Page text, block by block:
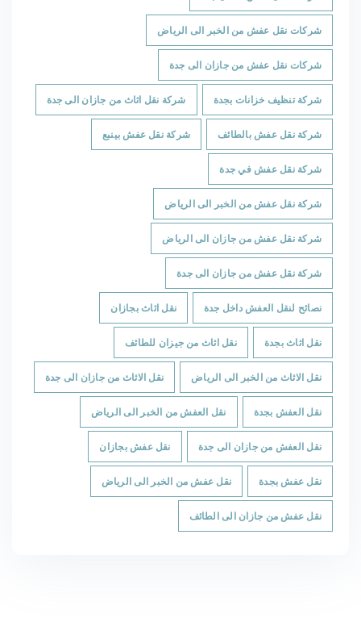
شركات نقل عفش من الخبر الى الرياض
شركات نقل عفش من جازان الى جدة
شركة تنظيف خزانات بجدة شركة نقل اثاث من جازان الى جدة
شركة نقل عفش بالطائف شركة نقل عفش بينبع
شركة نقل عفش في جدة
شركة نقل عفش من الخبر الى الرياض
شركة نقل عفش من جازان الى الرياض
شركة نقل عفش من جازان الى جدة
نصائح لنقل العفش داخل جدة نقل اثاث بجازان
نقل اثاث بجدة نقل اثاث من جيزان للطائف
نقل الاثاث من الخبر الى الرياض نقل الاثاث من جازان الى جدة
نقل العفش بجدة نقل العفش من الخبر الى الرياض
نقل العفش من جازان الى جدة نقل عفش بجازان
نقل عفش بجدة نقل عفش من الخبر الى الرياض
نقل عفش من جازان الى الطائف